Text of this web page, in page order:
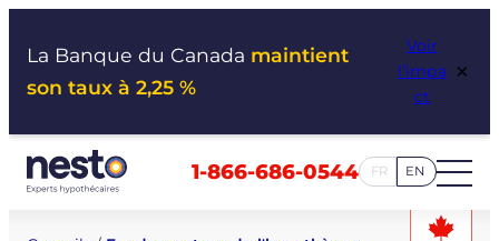
La Banque du Canada maintient
son taux à 2,25 %
Voir
l’impa
ct
×
1-866-686-0544 FR EN